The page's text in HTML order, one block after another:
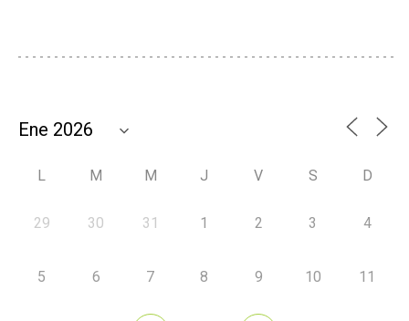
L M M J V S D
29 30 31 1 2 3 4
5 6 7 8 9 10 11